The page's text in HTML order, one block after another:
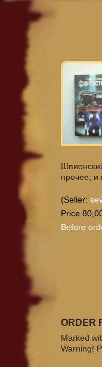
прочее, и
(Seller:
Price
Before
ORDER
Marked
Warning!